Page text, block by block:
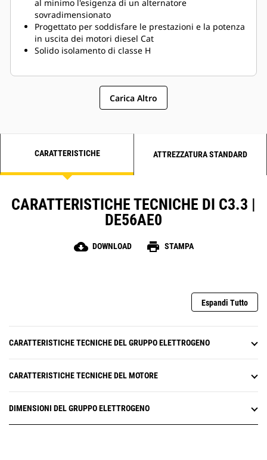
al minimo l'esigenza di un alternatore
sovradimensionato
Progettato per soddisfare le prestazioni e la potenza
in uscita dei motori diesel Cat
Solido isolamento di classe H
Carica Altro
CARATTERISTICHE ATTREZZATURA STANDARD
CARATTERISTICHE TECNICHE DI C3.3 |
DE56AE0
cloud_download DOWNLOAD print STAMPA
Espandi Tutto
CARATTERISTICHE TECNICHE DEL GRUPPO ELETTROGENO
CARATTERISTICHE TECNICHE DEL MOTORE
DIMENSIONI DEL GRUPPO ELETTROGENO